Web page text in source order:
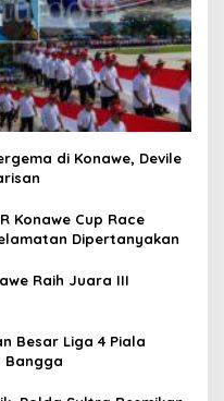
di Konawe, Devile
Konawe Cup Race
Dipertanyakan
Raih Juara III
Besar Liga 4 Piala
Bangga